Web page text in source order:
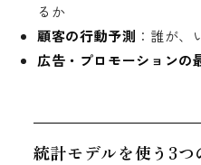
るか
顧客の行動予測 ：誰が
広告・プロモーションの
統計モデルを使う3つ